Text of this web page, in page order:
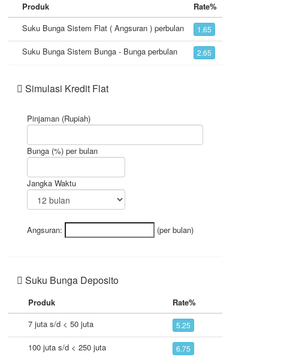
Produk
Rate%
Suku Bunga Sistem Flat ( Angsuran ) perbulan
1.65
Suku Bunga Sistem Bunga - Bunga perbulan 2.65
Simulasi Kredit Flat
Pinjaman (Rupiah)
Bunga (%) per bulan
Jangka Waktu
Angsuran: (per bulan)
Suku Bunga Deposito
Produk
Rate%
7 juta s/d < 50 juta
5.25
100 juta s/d < 250 juta 6.75